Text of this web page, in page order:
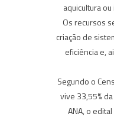
aquicultura
Os recursos
criação de
eficiência e,
Segundo o
vive 33,55%
ANA, o